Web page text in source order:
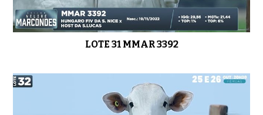
LOTE 31 MMAR 3392